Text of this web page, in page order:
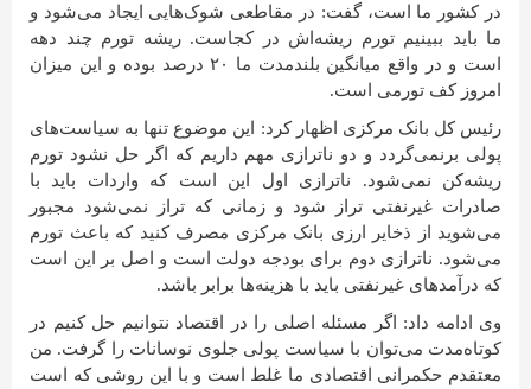
در کشور ما است، گفت: در مقاطعی شوک‌هایی ایجاد می‌شود و
ما باید ببینیم تورم ریشه‌اش در کجاست. ریشه تورم چند دهه
است و در واقع میانگین بلندمدت ما ۲۰ درصد بوده و این میزان
امروز کف تورمی است.
رئیس کل بانک مرکزی اظهار کرد: این موضوع تنها به سیاست‌های
پولی برنمی‌گردد و دو ناترازی مهم داریم که اگر حل نشود تورم
ریشه‌کن نمی‌شود. ناترازی اول این است که واردات باید با
صادرات غیرنفتی تراز شود و زمانی که تراز نمی‌شود مجبور
می‌شوید از ذخایر ارزی بانک مرکزی مصرف کنید که باعث تورم
می‌شود. ناترازی دوم برای بودجه دولت است و اصل بر این است
که درآمدهای غیرنفتی باید با هزینه‌ها برابر باشد.
وی ادامه داد: اگر مسئله اصلی را در اقتصاد نتوانیم حل کنیم در
کوتاه‌مدت می‌توان با سیاست پولی جلوی نوسانات را گرفت. من
معتقدم حکمرانی اقتصادی ما غلط است و با این روشی که است